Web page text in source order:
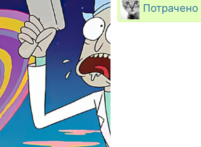
Потрачено